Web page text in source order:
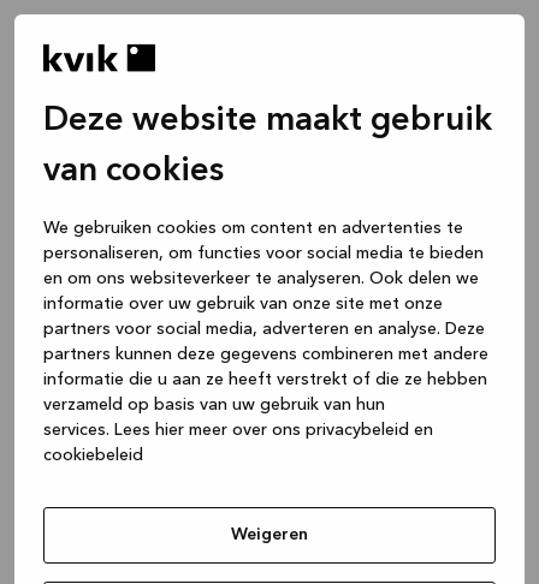
Deze website maakt gebruik
van cookies
We gebruiken cookies om content en advertenties te
personaliseren, om functies voor social media te bieden
en om ons websiteverkeer te analyseren. Ook delen we
informatie over uw gebruik van onze site met onze
partners voor social media, adverteren en analyse. Deze
partners kunnen deze gegevens combineren met andere
informatie die u aan ze heeft verstrekt of die ze hebben
verzameld op basis van uw gebruik van hun
services. Lees hier meer over ons privacybeleid en
cookiebeleid
Weigeren
(see the browser console for more
information).